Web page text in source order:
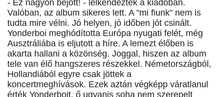
- Ez nagyon bejött! - lelkendeztek a kiadóban.
Valóban, az album sikeres lett. A "mi fiunk" nem is
tudta mire vélni. Jó helyen, jó időben jót csinált.
Yonderboi meghódította Európa nyugati felét, még
Ausztráliába is eljutott a híre. A lemezt élőben is
akarta hallani a közönség. Joggal, hiszen az album
tele van élő hangszeres részekkel. Németországból,
Hollandiából egyre csak jöttek a
koncertmeghívások. Ezek aztán végképp váratlanul
érték Yonderboit, ő ugyanis soha nem szerepelt